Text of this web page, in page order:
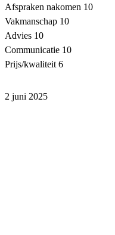
Afspraken nakomen 10
Vakmanschap 10
Advies 10
Communicatie 10
Prijs/kwaliteit 6
2 juni 2025